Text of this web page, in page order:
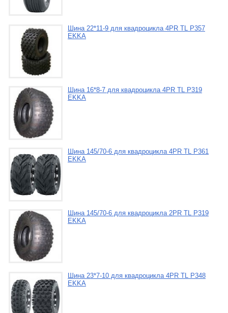
Шина 22*11-9 для квадроцикла 4PR TL P357
EKKA
Шина 16*8-7 для квадроцикла 4PR TL P319
EKKA
Шина 145/70-6 для квадроцикла 4PR TL P361
EKKA
Шина 145/70-6 для квадроцикла 2PR TL P319
EKKA
Шина 23*7-10 для квадроцикла 4PR TL P348
EKKA